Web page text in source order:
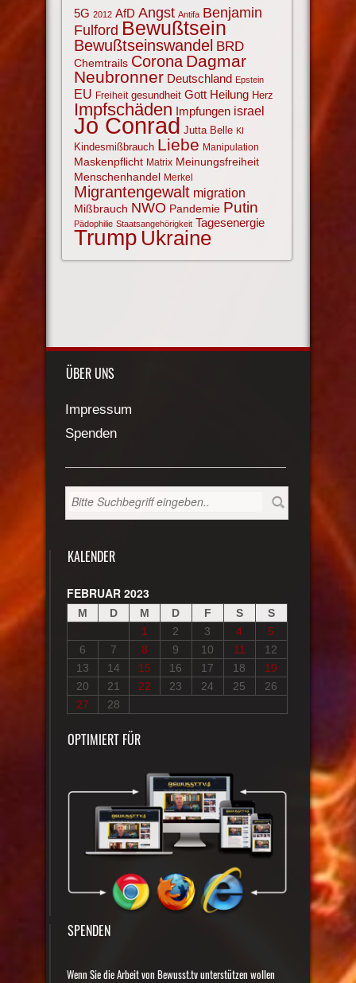
5G 2012 AfD Angst Antifa Benjamin
Fulford Bewußtsein
Bewußtseinswandel BRD
Chemtrails Corona Dagmar
Neubronner Deutschland Epstein
EU Freiheit gesundheit Gott Heilung Herz
Impfschäden Impfungen israel
Jo Conrad Jutta Belle KI
Kindesmißbrauch Liebe Manipulation
Maskenpflicht Matrix Meinungsfreiheit
Menschenhandel Merkel
Migrantengewalt migration
Mißbrauch NWO Pandemie Putin
Pädophilie Staatsangehörigkeit Tagesenergie
Trump Ukraine
ÜBER UNS
Impressum
Spenden
KALENDER
FEBRUAR 2023
M D M D F S
S
1
2 3 4
5
6
7 8 9 10 11
12
13
14 15 16 17 18
19
20
21 22 23 24 25
26
27
28
OPTIMIERT FÜR
SPENDEN
Wenn Sie die Arbeit von Bewusst.tv unterstützen wollen